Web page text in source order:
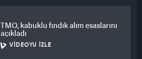
TMO, kabuklu fındık alım esaslarını
açıkladı
VIDEOYU İZLE